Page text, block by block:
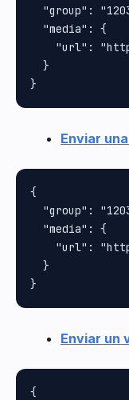
"group":
  "media": {
"url":
  }
Enviar
{
"group":
  "media": {
"url":
  }
Enviar un
{